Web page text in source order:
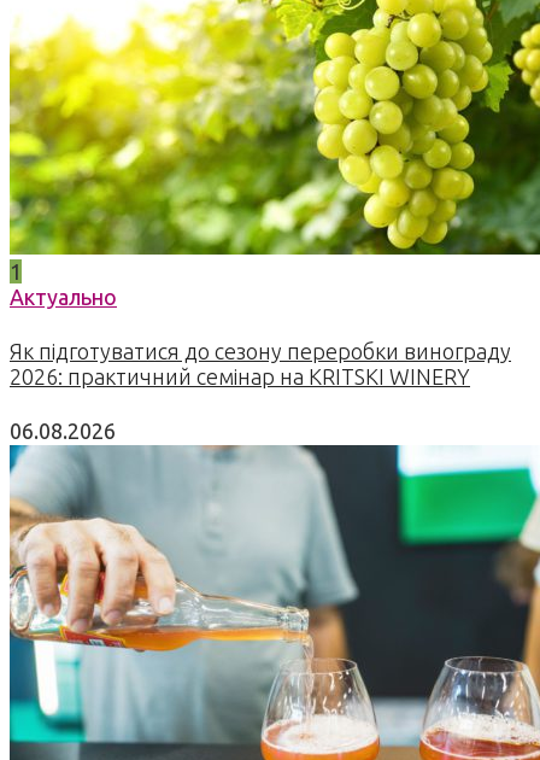
1
Актуально
Як підготуватися до сезону переробки винограду
2026: практичний семінар на KRITSKI WINERY
06.08.2026